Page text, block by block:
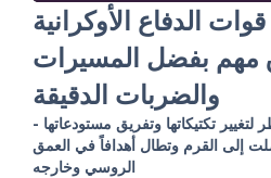
الدفاع الأوكرانية
بفضل المسيرات
والضربات الدقيقة
تكتيكاتها وتفريق مستودعاتها -
إلى القرم وتطال أهدافاً في العمق
الروسي وخارجه